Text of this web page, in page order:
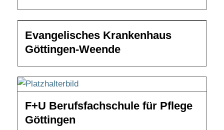
Evangelisches Krankenhaus
Göttingen-Weende
F+U Berufsfachschule für Pflege
Göttingen